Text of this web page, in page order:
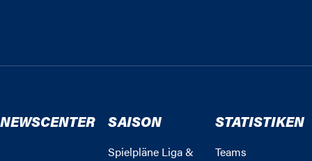
NEWSCENTER SAISON
Spielpläne Liga &
STATISTIKEN
Teams